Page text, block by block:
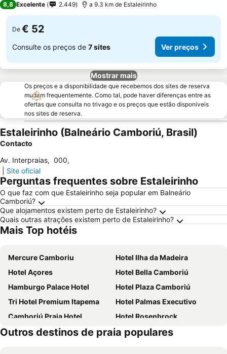
8,8 Excelente 2.449 a 9.3 km de Estaleirinho
De € 52
Consulte os preços de 7 sites Ver preços
Mostrar mais
Os preços e a disponibilidade que recebemos dos sites de reserva
mudam frequentemente. Como tal, pode haver diferenças entre as
ofertas que consulta no trivago e os preços que estão disponíveis
nos sites de reserva.
Estaleirinho (Balneário Camboriú, Brasil)
Contacto
Av. Interpraias, 000,
Site oficial
Perguntas frequentes sobre Estaleirinho
O que faz com que Estaleirinho seja popular em Balneário
Camboriú?
Que alojamentos existem perto de Estaleirinho?
Quais outras atrações existem perto de Estaleirinho?
Mais Top hotéis
Mercure Camboriu
Hotel Ilha da Madeira
Hotel Açores
Hotel Bella Camboriú
Hamburgo Palace Hotel
Hotel Plaza Camboriú
Tri Hotel Premium Itapema
Hotel Palmas Executivo
Camboriú Praia Hotel
Hotel Rosenbrock
Pousada Bora Bora
Hotel Miramar
Outros destinos de praia populares